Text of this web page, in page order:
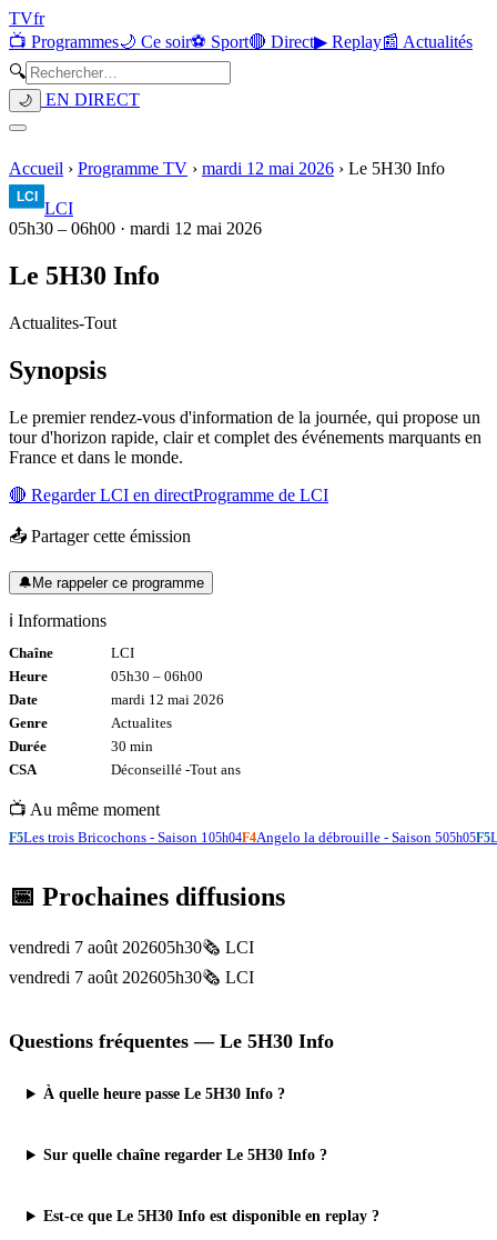
TVfr
📺 Programmes🌙 Ce soir⚽ Sport🔴 Direct▶ Replay📰 Actualités
🔍
🌙 EN DIRECT
Accueil › Programme TV › mardi 12 mai 2026 › Le 5H30 Info
LCI
05h30 – 06h00 · mardi 12 mai 2026
Le 5H30 Info
Actualites-Tout
Synopsis
Le premier rendez-vous d'information de la journée, qui propose un
tour d'horizon rapide, clair et complet des événements marquants en
France et dans le monde.
🔴 RegarderLCI en directProgramme de LCI
📤 Partager cette émission
🔔Me rappeler ce programme
ℹ️ Informations
Chaîne
LCI
Heure
05h30 – 06h00
Date
mardi 12 mai 2026
Genre
Actualites
Durée
30 min
CSA
Déconseillé -Tout ans
📺 Au même moment
F5Les trois Bricochons - Saison 105h04F4Angelo la débrouille - Saison 505h05F5
📅 Prochaines diffusions
vendredi 7 août 202605h30🗞️ LCI
vendredi 7 août 202605h30🗞️ LCI
Questions fréquentes — Le 5H30 Info
À quelle heure passe Le 5H30 Info ?
Sur quelle chaîne regarder Le 5H30 Info ?
Est-ce que Le 5H30 Info est disponible en replay ?